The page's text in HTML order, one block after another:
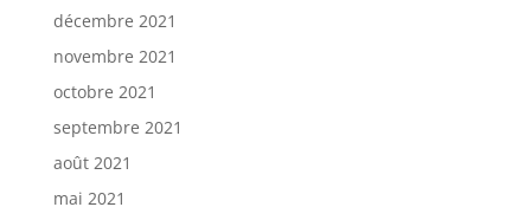
décembre 2021
novembre 2021
octobre 2021
septembre 2021
août 2021
mai 2021